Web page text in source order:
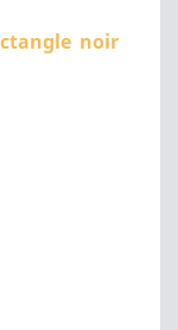
noir